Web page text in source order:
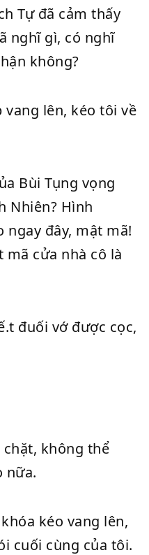
Tự đã cảm thấy
nghĩ gì, có nghĩ
không?
vang lên, kéo tôi về
Bùi Tụng vọng
Nhiên? Hình
ngay đây, mật mã!
cửa nhà cô là
đuối vớ được cọc,
không thể
nữa.
kéo vang lên,
cuối cùng của tôi.